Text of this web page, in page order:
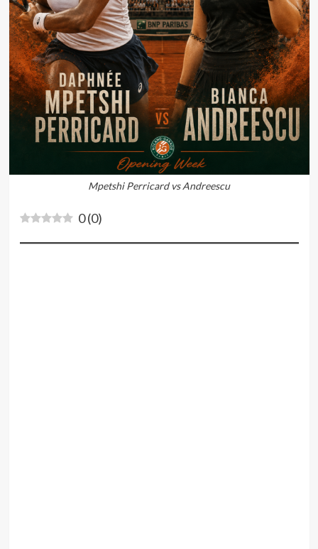
Mpetshi Perricard vs Andreescu
0(0)